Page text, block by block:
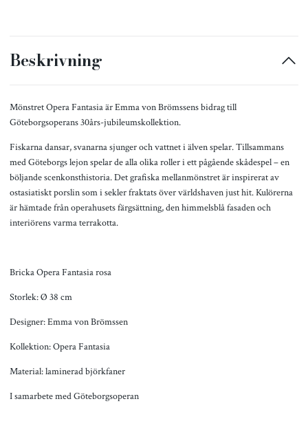
Beskrivning
Mönstret Opera Fantasia är Emma von Brömssens bidrag till
Göteborgsoperans 30års-jubileumskollektion.
Fiskarna dansar, svanarna sjunger och vattnet i älven spelar. Tillsammans
med Göteborgs lejon spelar de alla olika roller i ett pågående skådespel – en
böljande scenkonsthistoria. Det grafiska mellanmönstret är inspirerat av
ostasiatiskt porslin som i sekler fraktats över världshaven just hit. Kulörerna
är hämtade från operahusets färgsättning, den himmelsblå fasaden och
interiörens varma terrakotta.
Bricka Opera Fantasia rosa
Storlek: Ø 38 cm
Designer: Emma von Brömssen
Kollektion: Opera Fantasia
Material: laminerad björkfaner
I samarbete med Göteborgsoperan